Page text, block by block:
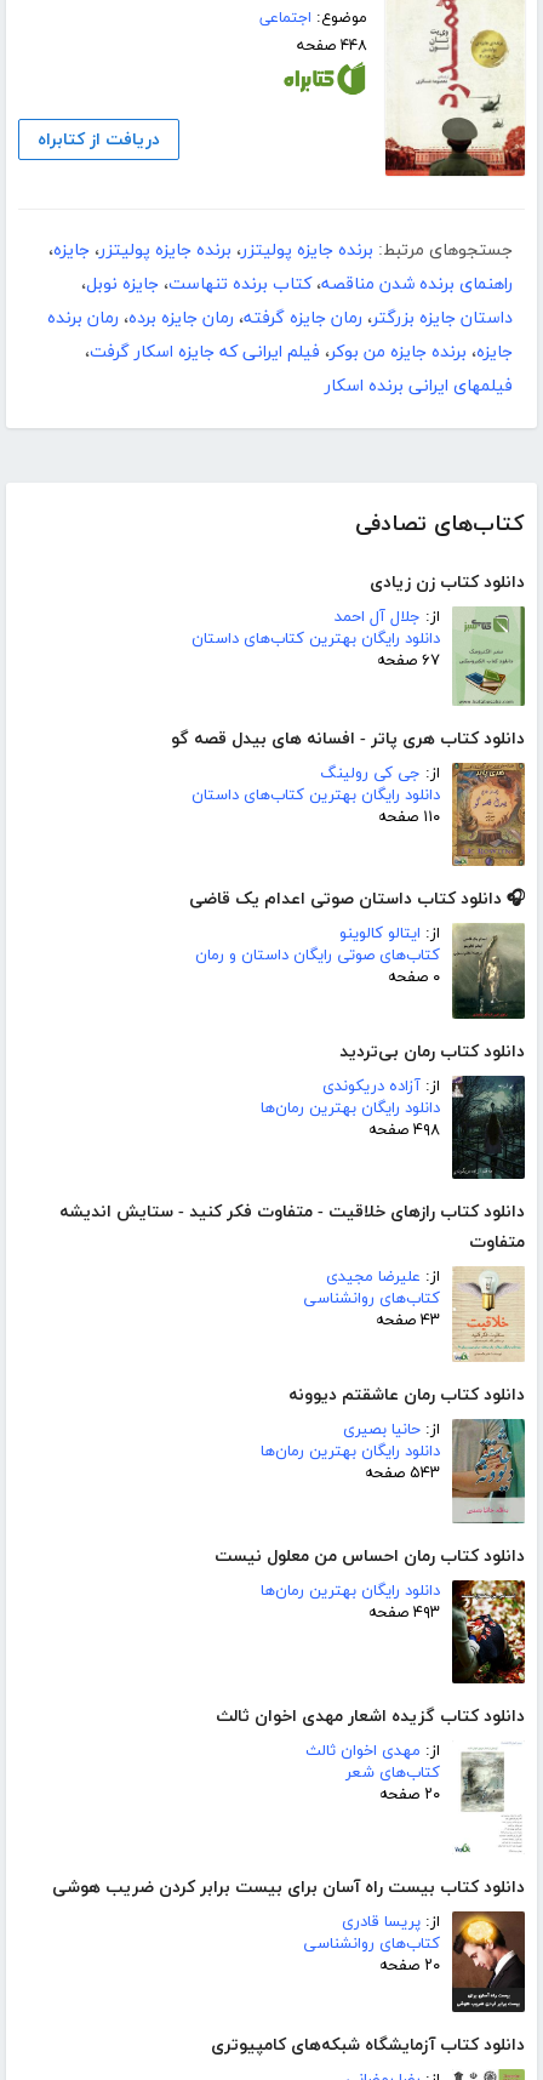
کتاب‌های تصادفی
دانلود کتاب زن زیادی
از: جلال آل احمد
دانلود رایگان بهترین کتاب‌های داستان
۶۷ صفحه
دانلود کتاب هری پاتر - افسانه های بیدل قصه گو
از: جی کی رولینگ
دانلود رایگان بهترین کتاب‌های داستان
۱۱۰ صفحه
🎧 دانلود کتاب داستان صوتی اعدام یک قاضی
از: ایتالو کالوینو
کتاب‌های صوتی رایگان داستان و رمان
۰ صفحه
دانلود کتاب رمان بی‌تردید
از: آزاده دریکوندی
دانلود رایگان بهترین رمان‌ها
۴۹۸ صفحه
دانلود کتاب رازهای خلاقیت - متفاوت فکر کنید - ستایش اندیشه
متفاوت
از: علیرضا مجیدی
کتاب‌های روانشناسی
۴۳ صفحه
دانلود کتاب رمان عاشقتم دیوونه
از: حانیا بصیری
دانلود رایگان بهترین رمان‌ها
۵۴۳ صفحه
دانلود کتاب رمان احساس من معلول نیست
دانلود رایگان بهترین رمان‌ها
۴۹۳ صفحه
دانلود کتاب گزیده اشعار مهدی اخوان ثالث
از: مهدی اخوان ثالث
کتاب‌های شعر
۲۰ صفحه
دانلود کتاب بیست راه آسان برای بیست برابر کردن ضریب هوشی
از: پریسا قادری
کتاب‌های روانشناسی
۲۰ صفحه
دانلود کتاب آزمایشگاه شبکه‌های کامپیوتری
موضوع: اجتماعی
۴۴۸ صفحه
دریافت از کتابراه
جستجوهای مرتبط: برنده جایزه پولیتزر، برنده جایزه پولیتزر، جایزه،
راهنمای برنده شدن مناقصه،کتاب برنده تنهاست، جایزه نوبل،
داستان جایزه بزرگتر، رمان جایزه گرفته، رمان جایزه برده، رمان برنده
جایزه، برنده جایزه من بوکر، فیلم ایرانی که جایزه اسکار گرفت،
فیلمهای ایرانی برنده اسکار